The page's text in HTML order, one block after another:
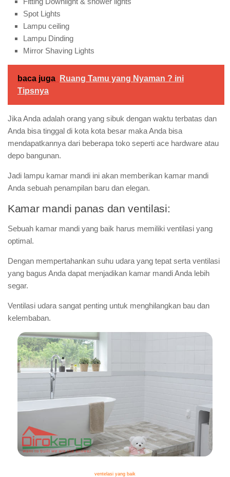
Spot Lights
Lampu ceiling
Lampu Dinding
Mirror Shaving Lights
baca juga
Ruang Tamu yang Nyaman ? ini
Tipsnya
Jika Anda adalah orang yang sibuk dengan waktu terbatas dan
Anda bisa tinggal di kota kota besar maka Anda bisa
mendapatkannya dari beberapa toko seperti ace hardware atau
depo bangunan.
Jadi lampu kamar mandi ini akan memberikan kamar mandi
Anda sebuah penampilan baru dan elegan.
Kamar mandi panas dan ventilasi:
Sebuah kamar mandi yang baik harus memiliki ventilasi yang
optimal.
Dengan mempertahankan suhu udara yang tepat serta ventilasi
yang bagus Anda dapat menjadikan kamar mandi Anda lebih
segar.
Ventilasi udara sangat penting untuk menghilangkan bau dan
kelembaban.
ventelasi yang baik